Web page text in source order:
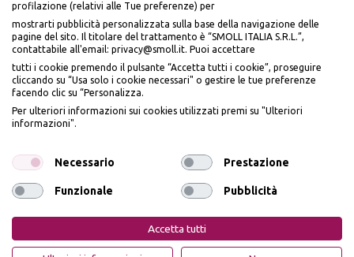
Accettiamo
Seguici sui social
Privacy Policy Cookie Policy
profilazione (relativi alle Tue preferenze) per
mostrarti pubblicità personalizzata sulla base della navigazione delle
pagine del sito. Il titolare del trattamento è “SMOLL ITALIA S.R.L.”,
contattabile all'email: privacy@smoll.it. Puoi accettare
tutti i cookie premendo il pulsante “Accetta tutti i cookie”, proseguire
cliccando su “Usa solo i cookie necessari" o gestire le tue preferenze
facendo clic su “Personalizza.
Per ulteriori informazioni sui cookies utilizzati premi su "Ulteriori
informazioni".
Necessario Prestazione
Funzionale Pubblicità
Accetta tutti
BENVENUTO DA
PIÙME
IL10% DI SCONTO
dell’art. 13 del Reg UE 2016/679 e presto il mio consenso a ricevere email
promozionali. In qualsiasi momento è possibile revocare il consenso